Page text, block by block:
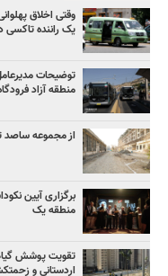
وقتی اخلاق
یک راننده تاکسی
توضیحات
منطقه آزاد
از مجموعه ساصد
برگزاری آیین
منطقه یک
تقویت پوشش
اردستانی و